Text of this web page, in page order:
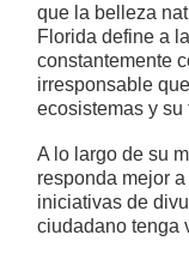
que la belleza
Florida define a
constantemente
irresponsable
ecosistemas y su
A lo largo de su
responda mejor
iniciativas de
ciudadano tenga